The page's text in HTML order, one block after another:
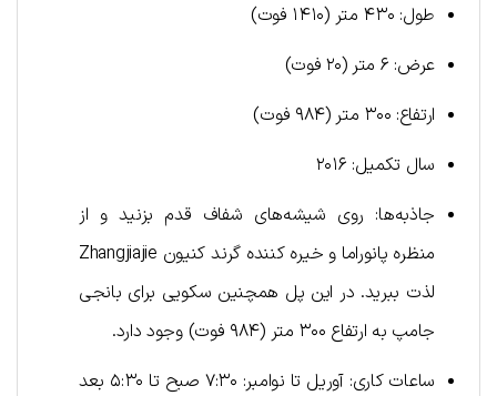
طول: ۴۳۰ متر (۱۴۱۰ فوت)
عرض: ۶ متر (۲۰ فوت)
ارتفاع: ۳۰۰ متر (۹۸۴ فوت)
سال تکمیل: ۲۰۱۶
جاذبه‌ها: روی شیشه‌های شفاف قدم بزنید و از
منظره پانوراما و خیره کننده گرند کنیون Zhangjiajie
لذت ببرید. در این پل همچنین سکویی برای بانجی
جامپ به ارتفاع ۳۰۰ متر (۹۸۴ فوت) وجود دارد.
ساعات کاری: آوریل تا نوامبر: ۷:۳۰ صبح تا ۵:۳۰ بعد